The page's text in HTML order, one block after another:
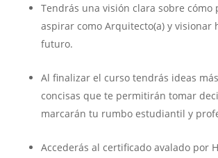
Tendrás una visión clara sobre cómo
aspirar como Arquitecto(a) y visionar
futuro.
Al finalizar el curso tendrás ideas
concisas que te permitirán tomar
marcarán tu rumbo estudiantil y
Accederás al certificado avalado por